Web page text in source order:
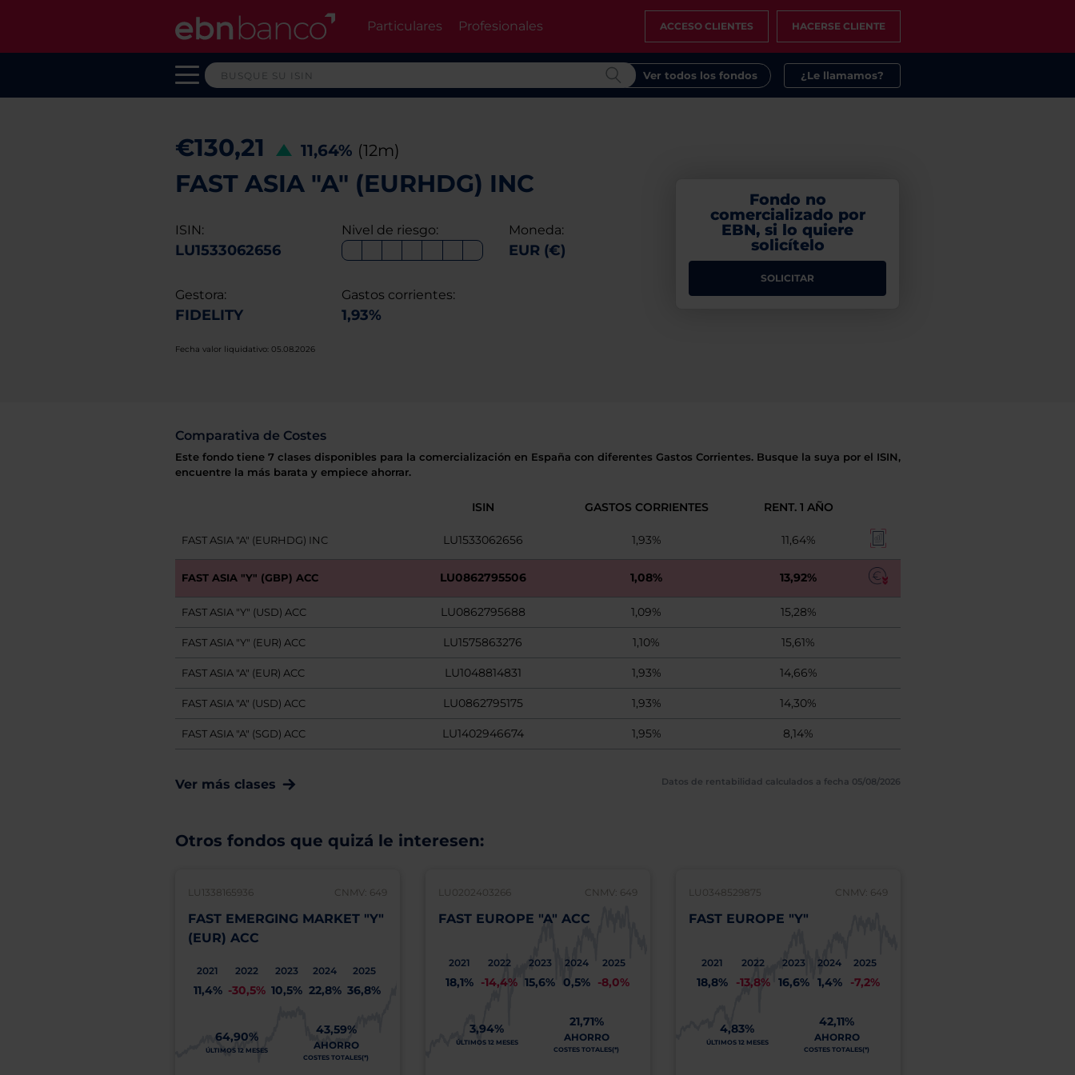
Particulares Profesionales ACCESO CLIENTES HACERSE CLIENTE
Ver todos los fondos ¿Le llamamos?
€130,21 11,64% (12m)
FAST ASIA "A" (EURHDG) INC
ISIN:
LU1533062656
Nivel de riesgo: Moneda:
EUR (€)
Gestora:
FIDELITY
Gastos corrientes:
1,93%
Fecha valor liquidativo: 05.08.2026
Fondo no
comercializado por
EBN, si lo quiere
solicítelo
SOLICITAR
Comparativa de Costes
Este fondo tiene 7 clases disponibles para la comercialización en España con diferentes Gastos Corrientes. Busque la suya por el ISIN,
encuentre la más barata y empiece ahorrar.
ISIN GASTOS CORRIENTES RENT. 1 AÑO
FAST ASIA "A" (EURHDG) INC LU1533062656 1,93% 11,64%
FAST ASIA "Y" (GBP) ACC LU0862795506 1,08% 13,92%
FAST ASIA "Y" (USD) ACC LU0862795688 1,09% 15,28%
FAST ASIA "Y" (EUR) ACC LU1575863276 1,10% 15,61%
FAST ASIA "A" (EUR) ACC LU1048814831 1,93% 14,66%
FAST ASIA "A" (USD) ACC LU0862795175 1,93% 14,30%
FAST ASIA "A" (SGD) ACC LU1402946674 1,95% 8,14%
Ver más clases Datos de rentabilidad calculados a fecha 05/08/2026
Otros fondos que quizá le interesen:
LU1338165936 CNMV: 649
FAST EMERGING MARKET "Y"
(EUR) ACC
2021
11,4%
2022
-30,5%
2023
10,5%
2024
22,8%
2025
36,8%
64,90%
ÚLTIMOS 12 MESES
43,59%
AHORRO
COSTES TOTALES(*)
LU0202403266 CNMV: 649
FAST EUROPE "A" ACC
2021
18,1%
2022
-14,4%
2023
15,6%
2024
0,5%
2025
-8,0%
3,94%
ÚLTIMOS 12 MESES
21,71%
AHORRO
COSTES TOTALES(*)
LU0348529875 CNMV: 649
FAST EUROPE "Y"
2021
18,8%
2022
-13,8%
2023
16,6%
2024
1,4%
2025
-7,2%
4,83%
ÚLTIMOS 12 MESES
42,11%
AHORRO
COSTES TOTALES(*)